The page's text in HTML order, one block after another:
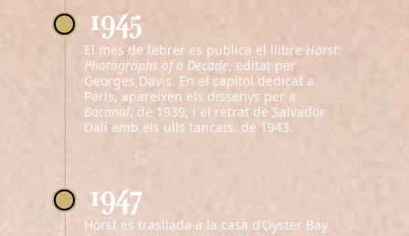
1945
El mes de febrer es publica el llibre Horst:
Photographs of a Decade, editat per
Georges Davis. En el capítol dedicat a
París, apareixen els dissenys per a
Bacanal, de 1939, i el retrat de Salvador
Dalí amb els ulls tancats, de 1943.
1947
Horst es trasllada a la casa d’Oyster Bay